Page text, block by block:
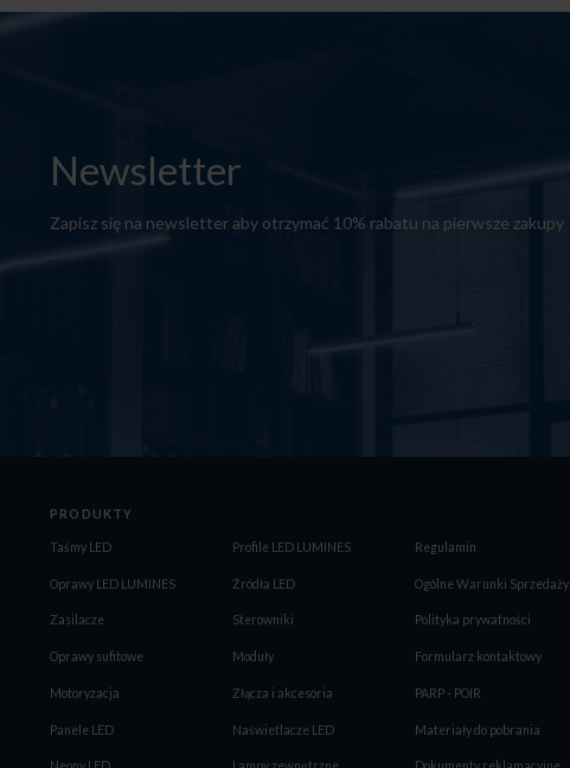
Newsletter
Zapisz się na newsletter aby otrzymać 10% rabatu na pierwsze zakupy
PRODUKTY
Taśmy LED Profile LED LUMINES
Oprawy LED LUMINES Źródła LED
Zasilacze Sterowniki
Oprawy sufitowe Moduły
Motoryzacja Złącza i akcesoria
Panele LED Naświetlacze LED
Regulamin
Ogólne Warunki Sprzedaży
Polityka prywatności
Formularz kontaktowy
PARP - POIR
Materiały do pobrania